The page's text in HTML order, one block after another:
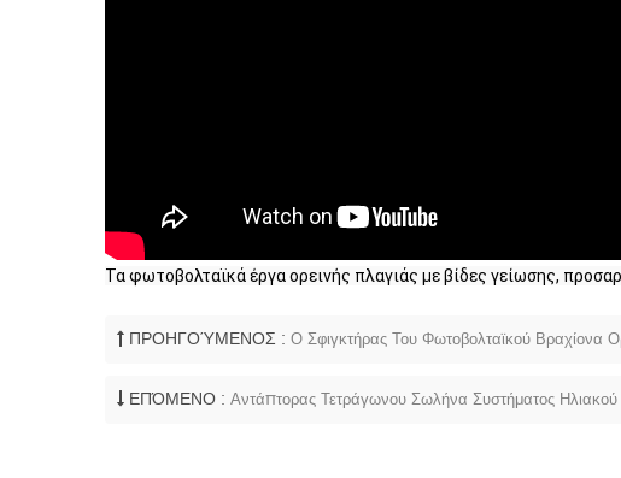
Τα φωτοβολταϊκά έργα ορεινής πλαγιάς με βίδες γείωσης,
ΠΡΟΗΓΟΎΜΕΝΟΣ : Ο Σφιγκτήρας Του Φωτοβολταϊκού Βραχίονα
ΕΠΌΜΕΝΟ : Αντάπτορας Τετράγωνου Σωλήνα Συστήματος Ηλιακού